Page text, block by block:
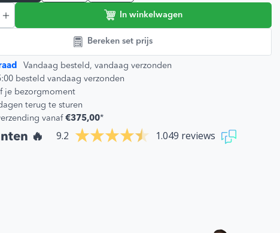
In winkelwagen
Bereken set prijs
Vandaag besteld, vandaag verzonden
besteld vandaag verzonden
je bezorgmoment
terug te sturen
vanaf €375,00*
🔥 9.2 1.049 reviews